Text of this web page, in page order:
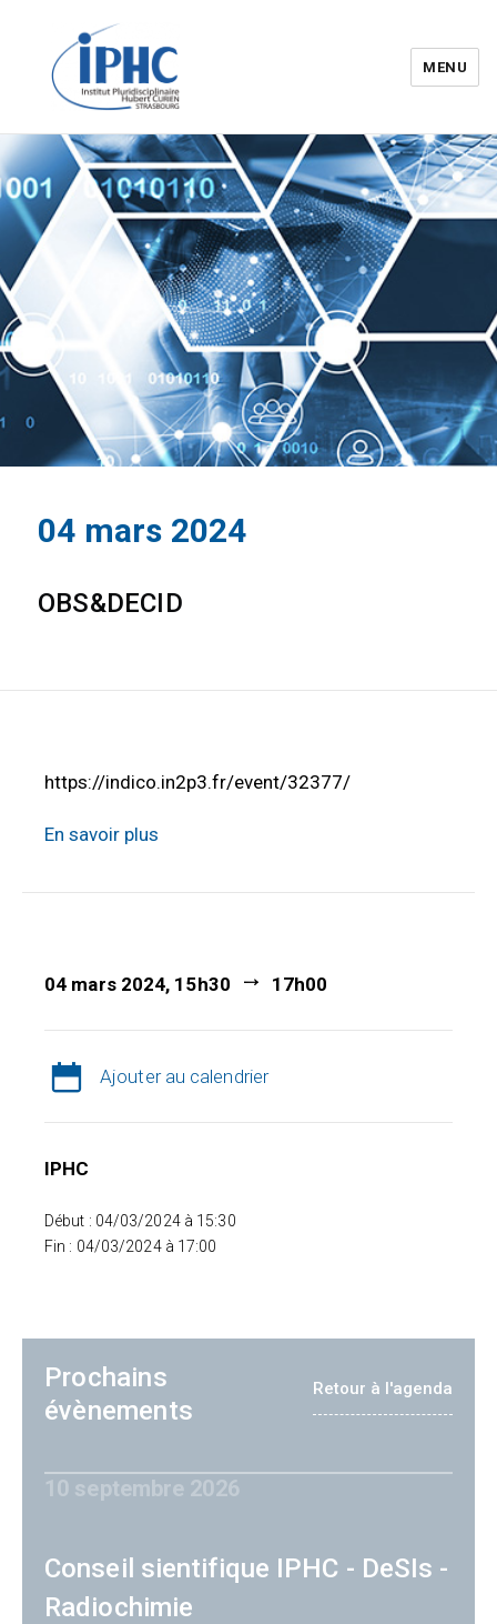
Institut pluridisciplinaire Hubert
Curien – IPHC
MENU
04 mars 2024
OBS&DECID
https://indico.in2p3.fr/event/32377/
En savoir plus
04 mars 2024, 15h30 17h00
Ajouter au calendrier
IPHC
Début : 04/03/2024 à 15:30
Fin : 04/03/2024 à 17:00
Prochains
évènements
Retour à l'agenda
10 septembre 2026
Conseil sientifique IPHC - DeSIs -
Radiochimie